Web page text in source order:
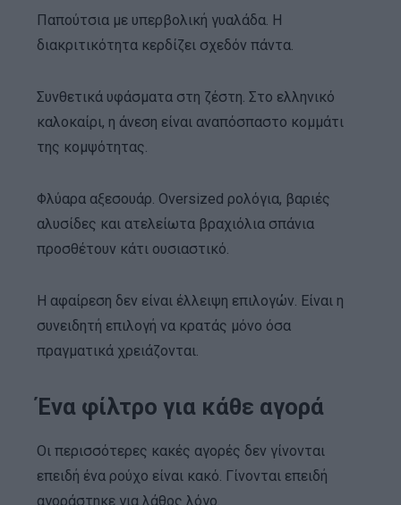
Παπούτσια με υπερβολική γυαλάδα. Η
διακριτικότητα κερδίζει σχεδόν πάντα.
Συνθετικά υφάσματα στη ζέστη. Στο ελληνικό
καλοκαίρι, η άνεση είναι αναπόσπαστο κομμάτι
της κομψότητας.
Φλύαρα αξεσουάρ. Oversized ρολόγια, βαριές
αλυσίδες και ατελείωτα βραχιόλια σπάνια
προσθέτουν κάτι ουσιαστικό.
Η αφαίρεση δεν είναι έλλειψη επιλογών. Είναι η
συνειδητή επιλογή να κρατάς μόνο όσα
πραγματικά χρειάζονται.
Ένα φίλτρο για κάθε αγορά
Οι περισσότερες κακές αγορές δεν γίνονται
επειδή ένα ρούχο είναι κακό. Γίνονται επειδή
αγοράστηκε για λάθος λόγο.